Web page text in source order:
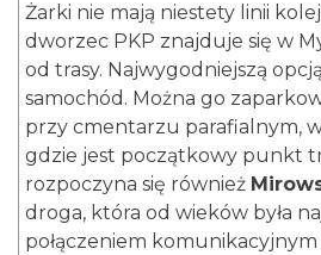
Żarki nie mają niestety linii
dworzec PKP znajduje się w
od trasy. Najwygodniejszą
samochód. Można go
przy cmentarzu parafialnym,
gdzie jest początkowy punkt
rozpoczyna się również
droga, która od wieków była
połączeniem komunikacyjnym